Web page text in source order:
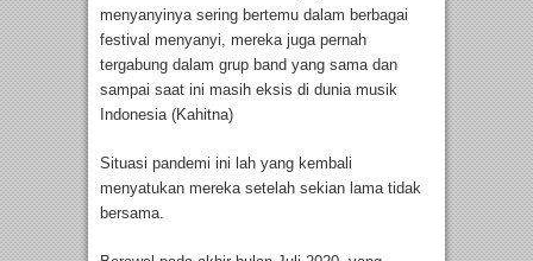
menyanyinya sering bertemu dalam berbagai
festival menyanyi, mereka juga pernah
tergabung dalam grup band yang sama dan
sampai saat ini masih eksis di dunia musik
Indonesia (Kahitna)
Situasi pandemi ini lah yang kembali
menyatukan mereka setelah sekian lama tidak
bersama.